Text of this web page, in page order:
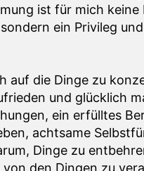
ist für mich keine
ein Privileg
auf die Dinge zu
und glücklich
ein erfülltes
achtsame
Dinge zu
den Dingen zu